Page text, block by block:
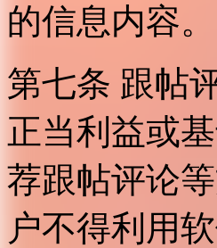
的信息内容。
第七条 跟帖
正当利益或
荐跟帖评论
户不得利用